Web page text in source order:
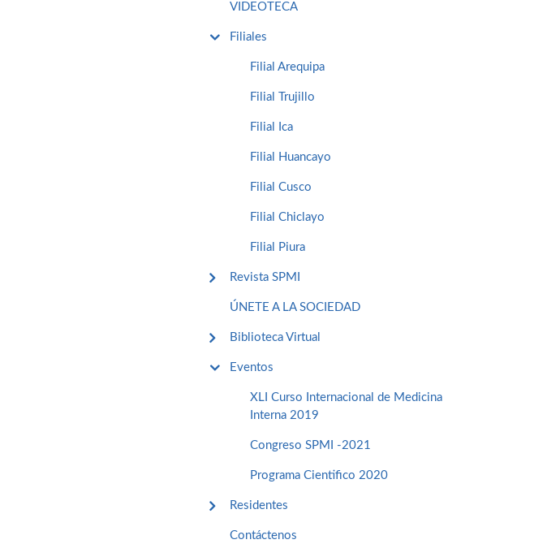
VIDEOTECA
Filiales
Filial Arequipa
Filial Trujillo
Filial Ica
Filial Huancayo
Filial Cusco
Filial Chiclayo
Filial Piura
Revista SPMI
ÚNETE A LA SOCIEDAD
Biblioteca Virtual
Eventos
XLI Curso Internacional de Medicina
Interna 2019
Congreso SPMI -2021
Programa Cientifico 2020
Residentes
Contáctenos